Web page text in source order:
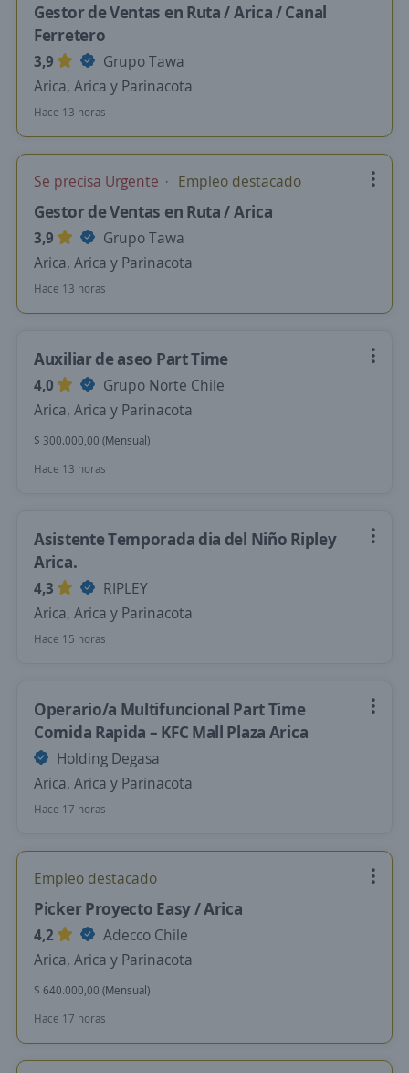
Gestor de Ventas en Ruta / Arica / Canal
Ferretero
3,9
Grupo Tawa
Arica, Arica y Parinacota
Hace 13 horas
Se precisa Urgente Empleo destacado
Gestor de Ventas en Ruta / Arica
3,9
Grupo Tawa
Arica, Arica y Parinacota
Hace 13 horas
Auxiliar de aseo Part Time
4,0
Grupo Norte Chile
Arica, Arica y Parinacota
$ 300.000,00 (Mensual)
Hace 13 horas
Asistente Temporada dia del Niño Ripley
Arica.
4,3
RIPLEY
Arica, Arica y Parinacota
Hace 15 horas
Operario/a Multifuncional Part Time
Comida Rapida – KFC Mall Plaza Arica
Holding Degasa
Arica, Arica y Parinacota
Hace 17 horas
Empleo destacado
Picker Proyecto Easy / Arica
4,2
Adecco Chile
Arica, Arica y Parinacota
$ 640.000,00 (Mensual)
Hace 17 horas